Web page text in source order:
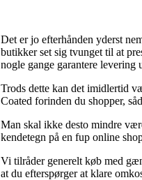
Det er jo efterhånden yderst
butikker set sig tvunget til at
nogle gange garantere levering
Trods dette kan det imidlertid
Coated forinden du shopper,
Man skal ikke desto mindre
kendetegn på en fup online
Vi tilråder generelt køb med
at du efterspørger at klare